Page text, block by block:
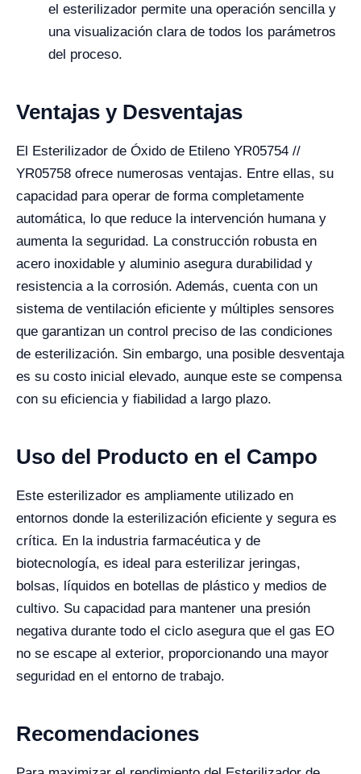
el esterilizador permite una operación sencilla y
una visualización clara de todos los parámetros
del proceso.
Ventajas y Desventajas
El Esterilizador de Óxido de Etileno YR05754 //
YR05758 ofrece numerosas ventajas. Entre ellas, su
capacidad para operar de forma completamente
automática, lo que reduce la intervención humana y
aumenta la seguridad. La construcción robusta en
acero inoxidable y aluminio asegura durabilidad y
resistencia a la corrosión. Además, cuenta con un
sistema de ventilación eficiente y múltiples sensores
que garantizan un control preciso de las condiciones
de esterilización. Sin embargo, una posible desventaja
es su costo inicial elevado, aunque este se compensa
con su eficiencia y fiabilidad a largo plazo.
Uso del Producto en el Campo
Este esterilizador es ampliamente utilizado en
entornos donde la esterilización eficiente y segura es
crítica. En la industria farmacéutica y de
biotecnología, es ideal para esterilizar jeringas,
bolsas, líquidos en botellas de plástico y medios de
cultivo. Su capacidad para mantener una presión
negativa durante todo el ciclo asegura que el gas EO
no se escape al exterior, proporcionando una mayor
seguridad en el entorno de trabajo.
Recomendaciones